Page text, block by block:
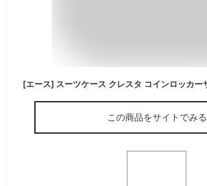
この商品をサイトでみる